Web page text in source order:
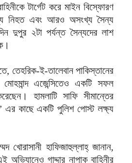
টার্গেট করে মাইন বিস্ফোরণ
নিহত এবং আরও অসংখ্য সৈন্য
দুপুর ২টা পর্যন্ত সৈন্যদের লাশ
তেহরিক-ই-তালেবান পাকিস্তানের
মোহমান্দ এজেন্সিতেও একটি সফল
হামলাটি সাফি সীমান্তের
এর কাছে একটি পুলিশ পোস্ট লক্ষ্য
খোরাসানী হাফিজাহুল্লাহ্ জানান,
গাদ্দার নাপাক বাহিনীর